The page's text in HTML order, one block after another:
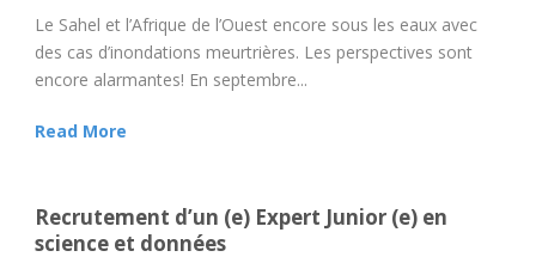
Le Sahel et l’Afrique de l’Ouest encore sous les eaux avec
des cas d’inondations meurtrières. Les perspectives sont
encore alarmantes! En septembre...
Read More
Recrutement d’un (e) Expert Junior (e) en
science et données